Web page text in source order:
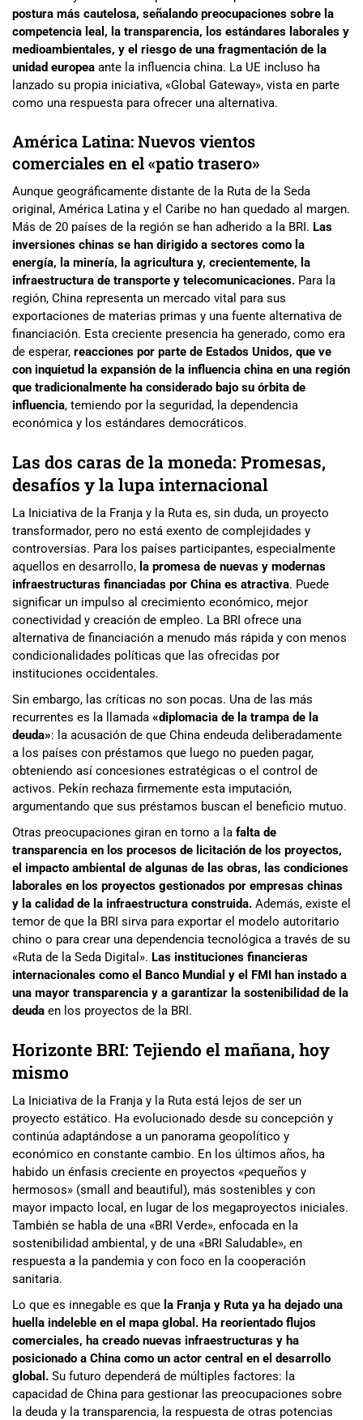
postura más cautelosa, señalando preocupaciones sobre la
competencia leal, la transparencia, los estándares laborales y
medioambientales, y el riesgo de una fragmentación de la
unidad europea ante la influencia china. La UE incluso ha
lanzado su propia iniciativa, «Global Gateway», vista en parte
como una respuesta para ofrecer una alternativa.
América Latina: Nuevos vientos
comerciales en el «patio trasero»
Aunque geográficamente distante de la Ruta de la Seda
original, América Latina y el Caribe no han quedado al margen.
Más de 20 países de la región se han adherido a la BRI. Las
inversiones chinas se han dirigido a sectores como la
energía, la minería, la agricultura y, crecientemente, la
infraestructura de transporte y telecomunicaciones. Para la
región, China representa un mercado vital para sus
exportaciones de materias primas y una fuente alternativa de
financiación. Esta creciente presencia ha generado, como era
de esperar, reacciones por parte de Estados Unidos, que ve
con inquietud la expansión de la influencia china en una región
que tradicionalmente ha considerado bajo su órbita de
influencia, temiendo por la seguridad, la dependencia
económica y los estándares democráticos.
Las dos caras de la moneda: Promesas,
desafíos y la lupa internacional
La Iniciativa de la Franja y la Ruta es, sin duda, un proyecto
transformador, pero no está exento de complejidades y
controversias. Para los países participantes, especialmente
aquellos en desarrollo, la promesa de nuevas y modernas
infraestructuras financiadas por China es atractiva. Puede
significar un impulso al crecimiento económico, mejor
conectividad y creación de empleo. La BRI ofrece una
alternativa de financiación a menudo más rápida y con menos
condicionalidades políticas que las ofrecidas por
instituciones occidentales.
Sin embargo, las críticas no son pocas. Una de las más
recurrentes es la llamada «diplomacia de la trampa de la
deuda»: la acusación de que China endeuda deliberadamente
a los países con préstamos que luego no pueden pagar,
obteniendo así concesiones estratégicas o el control de
activos. Pekín rechaza firmemente esta imputación,
argumentando que sus préstamos buscan el beneficio mutuo.
Otras preocupaciones giran en torno a la falta de
transparencia en los procesos de licitación de los proyectos,
el impacto ambiental de algunas de las obras, las condiciones
laborales en los proyectos gestionados por empresas chinas
y la calidad de la infraestructura construida. Además, existe el
temor de que la BRI sirva para exportar el modelo autoritario
chino o para crear una dependencia tecnológica a través de su
«Ruta de la Seda Digital». Las instituciones financieras
internacionales como el Banco Mundial y el FMI han instado a
una mayor transparencia y a garantizar la sostenibilidad de la
deuda en los proyectos de la BRI.
Horizonte BRI: Tejiendo el mañana, hoy
mismo
La Iniciativa de la Franja y la Ruta está lejos de ser un
proyecto estático. Ha evolucionado desde su concepción y
continúa adaptándose a un panorama geopolítico y
económico en constante cambio. En los últimos años, ha
habido un énfasis creciente en proyectos «pequeños y
hermosos» (small and beautiful), más sostenibles y con
mayor impacto local, en lugar de los megaproyectos iniciales.
También se habla de una «BRI Verde», enfocada en la
sostenibilidad ambiental, y de una «BRI Saludable», en
respuesta a la pandemia y con foco en la cooperación
sanitaria.
Lo que es innegable es que la Franja y Ruta ya ha dejado una
huella indeleble en el mapa global. Ha reorientado flujos
comerciales, ha creado nuevas infraestructuras y ha
posicionado a China como un actor central en el desarrollo
global. Su futuro dependerá de múltiples factores: la
capacidad de China para gestionar las preocupaciones sobre
la deuda y la transparencia, la respuesta de otras potencias